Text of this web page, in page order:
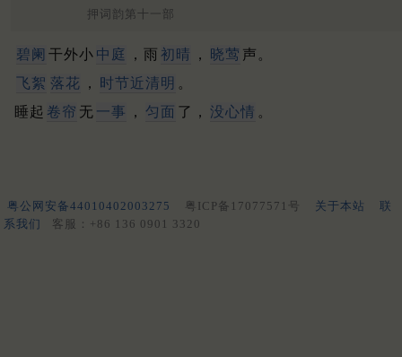
押词韵第十一部
碧阑 干外小 中庭 ，雨 初晴 ， 晓莺 声。
飞絮 落花 ， 时节近清明 。
睡起 卷帘 无 一事 ， 匀面 了， 没心情 。
粤公网安备44010402003275 粤ICP备17077571号 关于本站
联
系我们
客服：+86 136 0901 3320